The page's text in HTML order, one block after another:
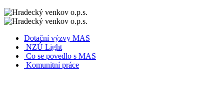
Dotační výzvy MAS
NZÚ Light
Co se povedlo s MAS
Komunitní práce